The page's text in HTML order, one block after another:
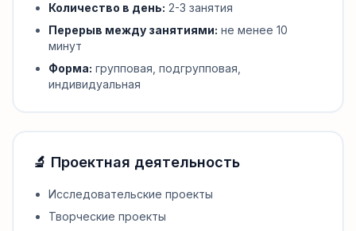
Количество в день: 2-3 занятия
Перерыв между занятиями: не менее 10
минут
Форма: групповая, подгрупповая,
индивидуальная
🔬 Проектная деятельность
Исследовательские проекты
Творческие проекты